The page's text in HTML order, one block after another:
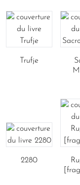
Trufje
2280